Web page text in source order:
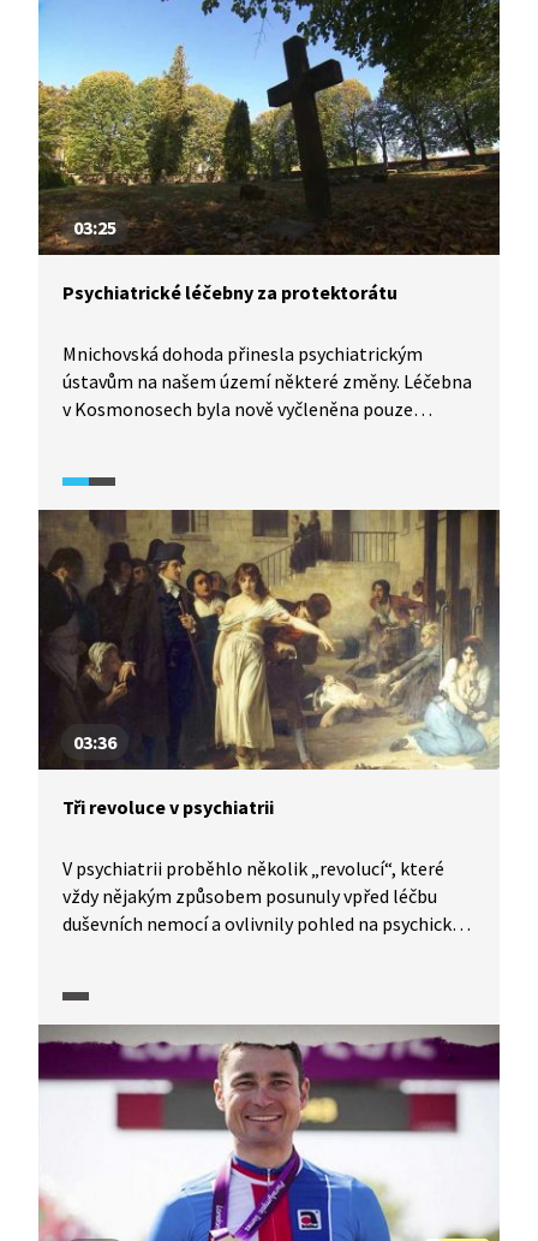
03:25
Psychiatrické léčebny za protektorátu
Mnichovská dohoda přinesla psychiatrickým
ústavům na našem území některé změny. Léčebna
v Kosmonosech byla nově vyčleněna pouze
Na základě určitých kritérií vyselektovali
neperspektivní pacienty a přichystali pro ně
transport do plynových komor. K němu nakonec
nedošlo, přesto úmrtnost v léčebnách za války
několikanásobně vzrostla kvůli špatným životním
podmínkám.
03:36
Tři revoluce v psychiatrii
V psychiatrii proběhlo několik „revolucí“, které
vždy nějakým způsobem posunuly vpřed léčbu
duševních nemocí a ovlivnily pohled na psychicky
péči, ale s vývojem vědy se vyvíjely i možnosti
v oblasti medikamentů. Zvláště v průběhu 20.
století se v psychiatrii změnilo prakticky vše
a dnešní psychiatrie je vesměs popisována jako éra